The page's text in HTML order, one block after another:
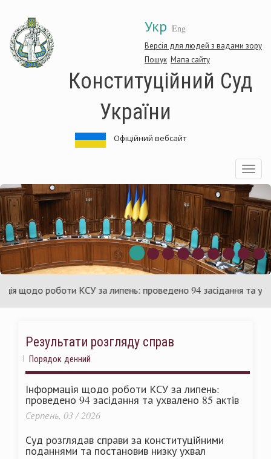
основного
матеріалу
Укр Eng
Версія для людей з вадами зору
Пошук Мапа сайту
Конституційний Суд
України
Офіційний вебсайт
Toggle
щодо роботи КСУ за липень: проведено 94 засідання та
Результати розгляду справ
Порядок денний
Інформація щодо роботи КСУ за липень:
проведено 94 засідання та ухвалено 85 актів
Серпень, 03 / 2026
Суд розглядав справи за конституційними
поданнями та постановив низку ухвал